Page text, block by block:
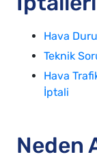
Hava
Teknik
Hava
İptali
Neden